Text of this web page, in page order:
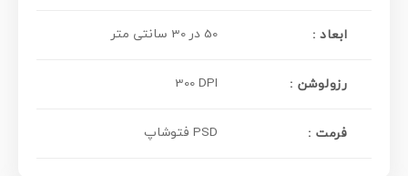
ابعاد : 50 در 30 سانتی متر
رزولوشن : 300 DPI
فرمت : PSD فتوشاپ